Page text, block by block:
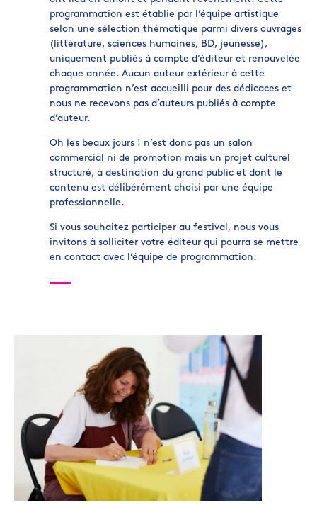
programmation est établie par l’équipe artistique
selon une sélection thématique parmi divers ouvrages
(littérature, sciences humaines, BD, jeunesse),
uniquement publiés à compte d’éditeur et renouvelée
chaque année. Aucun auteur extérieur à cette
programmation n’est accueilli pour des dédicaces et
nous ne recevons pas d’auteurs publiés à compte
d’auteur.
Oh les beaux jours ! n’est donc pas un salon
commercial ni de promotion mais un projet culturel
structuré, à destination du grand public et dont le
contenu est délibérément choisi par une équipe
professionnelle.
Si vous souhaitez participer au festival, nous vous
invitons à solliciter votre éditeur qui pourra se mettre
en contact avec l’équipe de programmation.